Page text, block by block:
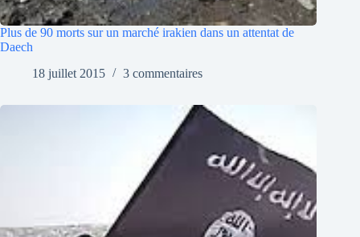
Plus de 90 morts sur un marché irakien dans un attentat de
Daech
18 juillet 2015
3 commentaires